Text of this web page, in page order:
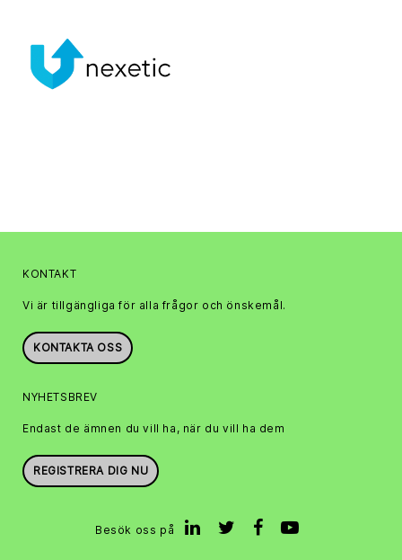
KONTAKT
Vi är tillgängliga för alla frågor och önskemål.
KONTAKTA OSS
NYHETSBREV
Endast de ämnen du vill ha, när du vill ha dem
REGISTRERA DIG NU
Besök oss på